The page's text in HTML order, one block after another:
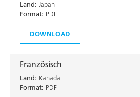
Land: Japan
Format: PDF
DOWNLOAD
Französisch
Land: Kanada
Format: PDF